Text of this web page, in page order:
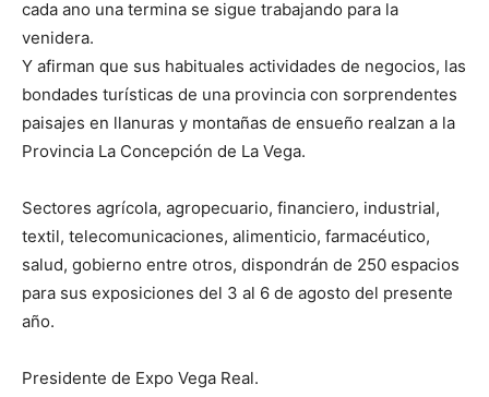
cada ano una termina se sigue trabajando para la
venidera.
Y afirman que sus habituales actividades de negocios, las
bondades turísticas de una provincia con sorprendentes
paisajes en llanuras y montañas de ensueño realzan a la
Provincia La Concepción de La Vega.
Sectores agrícola, agropecuario, financiero, industrial,
textil, telecomunicaciones, alimenticio, farmacéutico,
salud, gobierno entre otros, dispondrán de 250 espacios
para sus exposiciones del 3 al 6 de agosto del presente
año.
Presidente de Expo Vega Real.